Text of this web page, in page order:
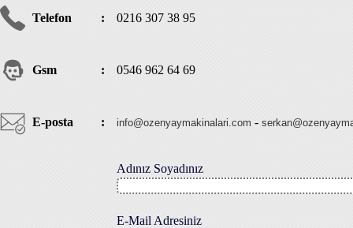
Telefon : 0216 307 38 95
Gsm : 0546 962 64 69
E-posta : info@ozenyaymakinalari.com -
Adınız Soyadınız
E-Mail Adresiniz